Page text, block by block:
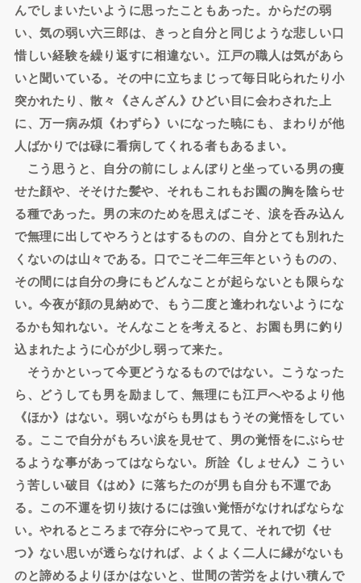
んでしまいたいように思ったこともあった。からだの弱
い、気の弱い六三郎は、きっと自分と同じような悲しい口
惜しい経験を繰り返すに相違ない。江戸の職人は気があら
いと聞いている。その中に立ちまじって毎日叱られたり小
突かれたり、散々《さんざん》ひどい目に会わされた上
に、万一病み煩《わずら》いになった暁にも、まわりが他
人ばかりでは碌に看病してくれる者もあるまい。
こう思うと、自分の前にしょんぼりと坐っている男の痩
せた顔や、そそけた髪や、それもこれもお園の胸を陰らせ
る種であった。男の末のためを思えばこそ、涙を呑み込ん
で無理に出してやろうとはするものの、自分とても別れた
くないのは山々である。口でこそ二年三年というものの、
その間には自分の身にもどんなことが起らないとも限らな
い。今夜が顔の見納めで、もう二度と逢われないようにな
るかも知れない。そんなことを考えると、お園も男に釣り
込まれたように心が少し弱って来た。
そうかといって今更どうなるものではない。こうなった
ら、どうしても男を励まして、無理にも江戸へやるより他
《ほか》はない。弱いながらも男はもうその覚悟をしてい
る。ここで自分がもろい涙を見せて、男の覚悟をにぶらせ
るような事があってはならない。所詮《しょせん》こうい
う苦しい破目《はめ》に落ちたのが男も自分も不運であ
る。この不運を切り抜けるには強い覚悟がなければならな
い。やれるところまで存分にやって見て、それで切《せ
つ》ない思いが透らなければ、よくよく二人に縁がないも
のと諦めるよりほかはないと、世間の苦労をよけい積んで